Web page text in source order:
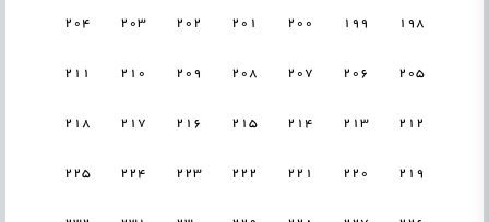
198
199
200
201
202
203
204
205
206
207
208
209
210
211
212
213
214
215
216
217
218
219
220
221
222
223
224
225